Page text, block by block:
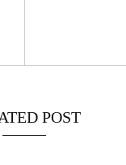
R
R
POST